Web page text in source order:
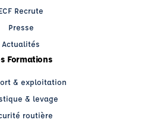
Recrute
Presse
Actualités
Formations
& exploitation
& levage
routière